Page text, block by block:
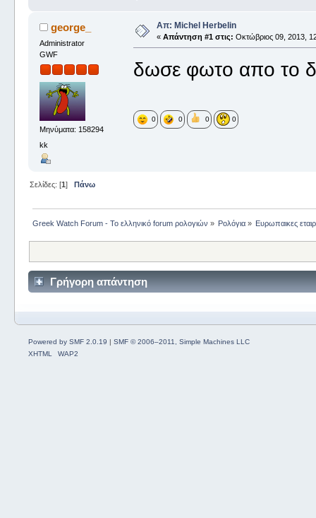
george_
Administrator
GWF
Μηνύματα: 158294
kk
Απ: Μichel Ηerbelin
« Απάντηση #1 στις: Οκτώβριος 09, 2013,
δωσε φωτο απο το
0 0 0 0
Σελίδες: [1] Πάνω
Greek Watch Forum - Το ελληνικό forum ρολογιών » Ρολόγια » Ευρωπαικες
Γρήγορη απάντηση
Powered by SMF 2.0.19 | SMF © 2006–2011, Simple Machines LLC
XHTML
WAP2